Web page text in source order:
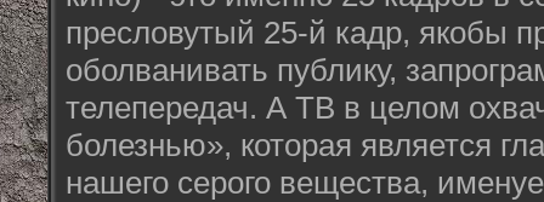
пресловутый 25-й кадр, якобы
оболванивать публику,
телепередач. А ТВ в целом
болезнью», которая является
нашего серого вещества,